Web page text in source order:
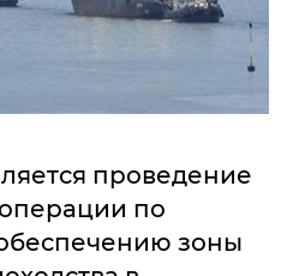
проведение
по
зоны